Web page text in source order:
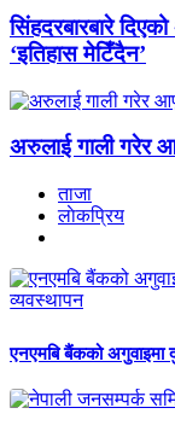
सिंहदरबारबारे
‘इतिहास मेटिँदैन’
अरुलाई गाली गरेर
ताजा
लाेकप्रिय
एनएमबि बैंकको अगुवाइमा